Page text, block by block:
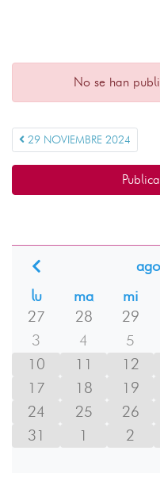
No se han
29 NOVIEMBRE 2024
lu
ma mi
27
28 29
3
4 5
10
11 12
17
18 19
24
25 26
31
1 2